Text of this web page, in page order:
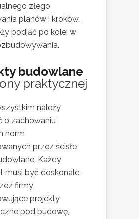
złego
planów i kroków,
podjąć po kolei w
budowlane
praktycznej
należy
o zachowaniu
norm
przez ścisłe
Każdy
musi być doskonale
firmy
projekty
pod budowę,